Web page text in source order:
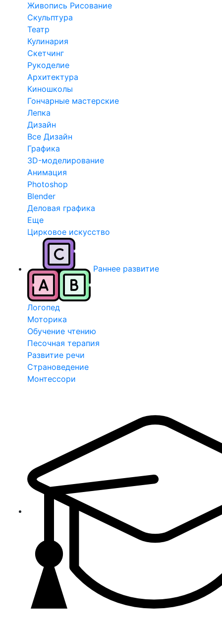
Живопись Рисование
Скульптура
Театр
Кулинария
Скетчинг
Рукоделие
Архитектура
Киношколы
Гончарные мастерские
Лепка
Дизайн
Все Дизайн
Графика
3D-моделирование
Анимация
Photoshop
Blender
Деловая графика
Еще
Цирковое искусство
Раннее развитие
Логопед
Моторика
Обучение чтению
Песочная терапия
Развитие речи
Страноведение
Монтессори